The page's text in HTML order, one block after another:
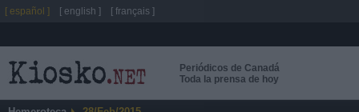
Periódicos de Canadá
Toda la prensa de hoy
[ español ] [ english ] [ français ]